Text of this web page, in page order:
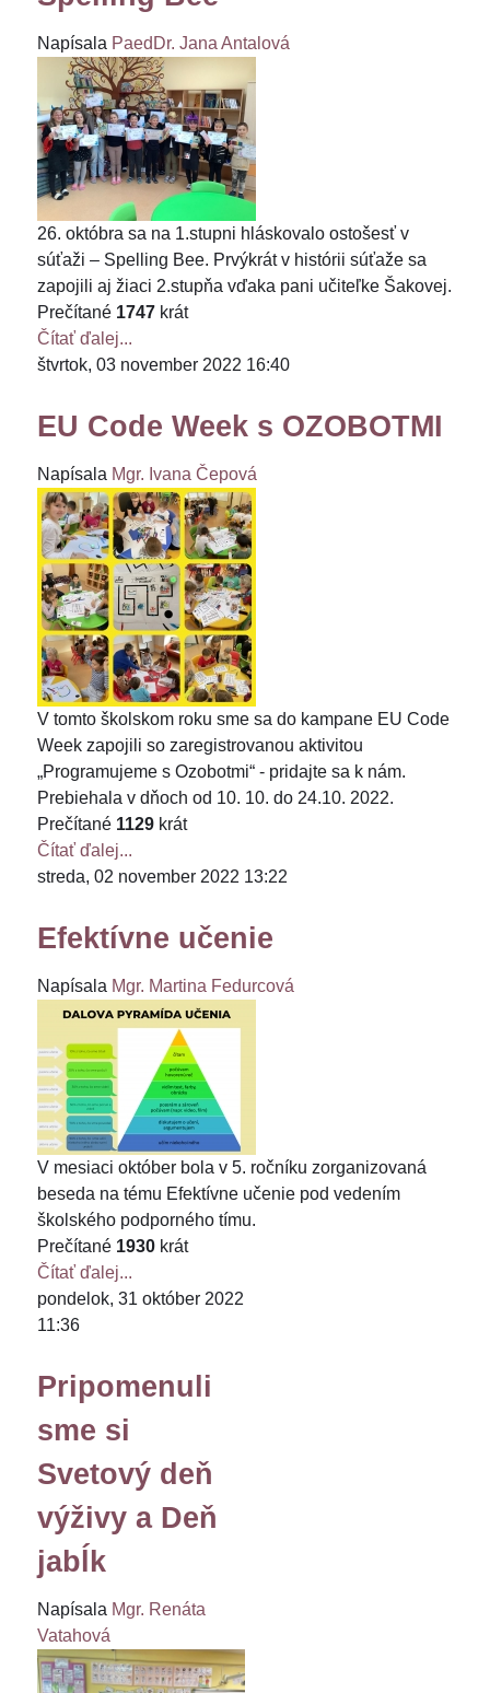
Napísala PaedDr. Jana Antalová
26. októbra sa na 1.stupni hláskovalo ostošesť v
súťaži – Spelling Bee. Prvýkrát v histórii súťaže sa
zapojili aj žiaci 2.stupňa vďaka pani učiteľke Šakovej.
Prečítané 1747 krát
Čítať ďalej...
štvrtok, 03 november 2022 16:40
EU Code Week s OZOBOTMI
Napísala Mgr. Ivana Čepová
V tomto školskom roku sme sa do kampane EU Code
Week zapojili so zaregistrovanou aktivitou
„Programujeme s Ozobotmi“ - pridajte sa k nám.
Prebiehala v dňoch od 10. 10. do 24.10. 2022.
Prečítané 1129 krát
Čítať ďalej...
streda, 02 november 2022 13:22
Efektívne učenie
Napísala Mgr. Martina Fedurcová
V mesiaci október bola v 5. ročníku zorganizovaná
beseda na tému Efektívne učenie pod vedením
školského podporného tímu.
Prečítané 1930 krát
Čítať ďalej...
pondelok, 31 október 2022
11:36
Pripomenuli
sme si
Svetový deň
výživy a Deň
jabĺk
Napísala Mgr. Renáta
Vatahová